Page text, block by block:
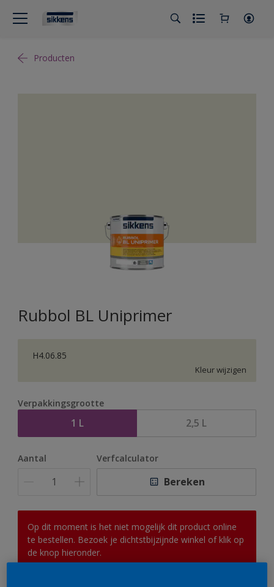
Producten
Rubbol BL Uniprimer
H4.06.85
Kleur wijzigen
Verpakkingsgrootte
1 L 2,5 L
Aantal Verfcalculator
Bereken
Op dit moment is het niet mogelijk dit product online
te bestellen. Bezoek je dichtstbijzijnde winkel of klik op
de knop hieronder.